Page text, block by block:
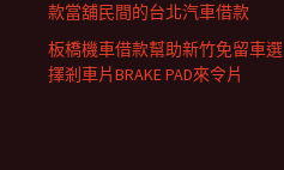
款當舖民間的台北汽車借款
板橋機車借款幫助新竹免留車選
擇剎車片BRAKE PAD來令片